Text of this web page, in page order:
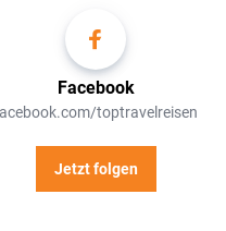
Facebook
toptravelreisen
Jetzt folgen